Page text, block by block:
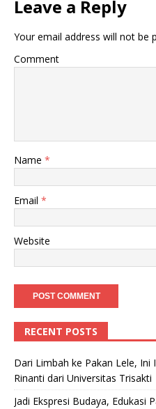
Leave a Reply
Your email address will not be
Comment
Name *
Email *
Website
RECENT POSTS
Dari Limbah ke Pakan Lele,
Rinanti dari Universitas Trisakti
Jadi Ekspresi Budaya, Edukasi